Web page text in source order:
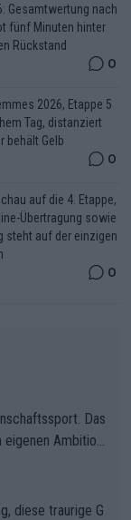
Gesamtwertung nach
fünf Minuten hinter
Rückstand
0
2026, Etappe 5
Tag, distanziert
behält Gelb
0
auf die 4. Etappe,
Übertragung sowie
steht auf der einzigen
0
Das
Ambition
konkret am Erf
Das ist ein Zei
diese traurige G